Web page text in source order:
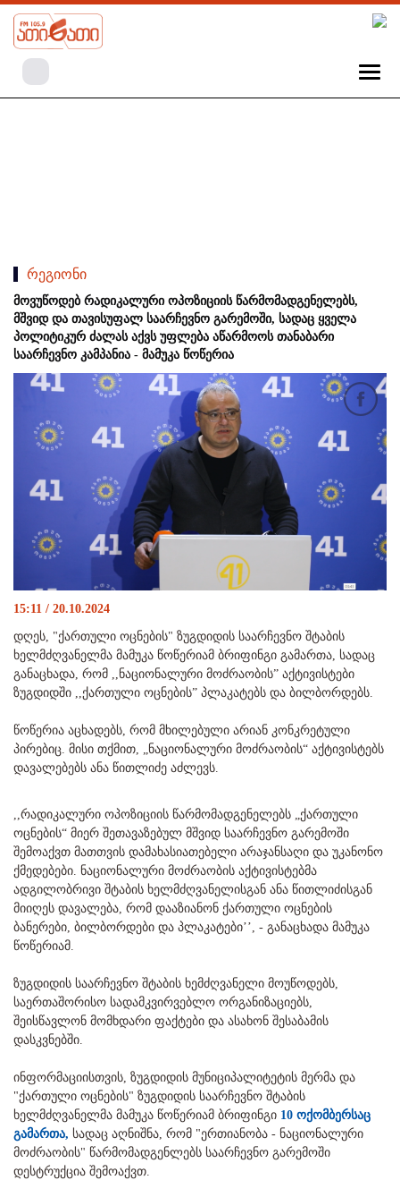
რეგიონი
მოვუწოდებ რადიკალური ოპოზიციის წარმომადგენელებს,
მშვიდ და თავისუფალ საარჩევნო გარემოში, სადაც ყველა
პოლიტიკურ ძალას აქვს უფლება აწარმოოს თანაბარი
საარჩევნო კამპანია - მამუკა წოწერია
15:11 / 20.10.2024
დღეს, "ქართული ოცნების" ზუგდიდის საარჩევნო შტაბის
ხელმძღვანელმა მამუკა წოწერიამ ბრიფინგი გამართა, სადაც
განაცხადა, რომ ,,ნაციონალური მოძრაობის” აქტივისტები
ზუგდიდში ,,ქართული ოცნების” პლაკატებს და ბილბორდებს.
წოწერია აცხადებს, რომ მხილებული არიან კონკრეტული
პირებიც. მისი თქმით, „ნაციონალური მოძრაობის“ აქტივისტებს
დავალებებს ანა წითლიძე აძლევს.
,,რადიკალური ოპოზიციის წარმომადგენელებს „ქართული
ოცნების“ მიერ შეთავაზებულ მშვიდ საარჩევნო გარემოში
შემოაქვთ მათთვის დამახასიათებელი არაჯანსაღი და უკანონო
ქმედებები. ნაციონალური მოძრაობის აქტივისტებმა
ადგილობრივი შტაბის ხელმძღვანელისგან ანა წითლიძისგან
მიიღეს დავალება, რომ დააზიანონ ქართული ოცნების
ბანერები, ბილბორდები და პლაკატები’’, - განაცხადა მამუკა
წოწერიამ.
ზუგდიდის საარჩევნო შტაბის ხემძღვანელი მოუწოდებს,
საერთაშორისო სადამკვირვებლო ორგანიზაციებს,
შეისწავლონ მომხდარი ფაქტები და ასახონ შესაბამის
დასკვნებში.
ინფორმაციისთვის, ზუგდიდის მუნიციპალიტეტის მერმა და
"ქართული ოცნების" ზუგდიდის საარჩევნო შტაბის
ხელმძღვანელმა მამუკა წოწერიამ ბრიფინგი 10 ოქომბერსაც
გამართა, სადაც აღნიშნა, რომ "ერთიანობა - ნაციონალური
მოძრაობის" წარმომადგენლებს საარჩევნო გარემოში
დესტრუქცია შემოაქვთ.